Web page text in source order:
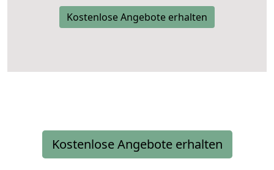
Kostenlose Angebote erhalten
Kostenlose Angebote erhalten